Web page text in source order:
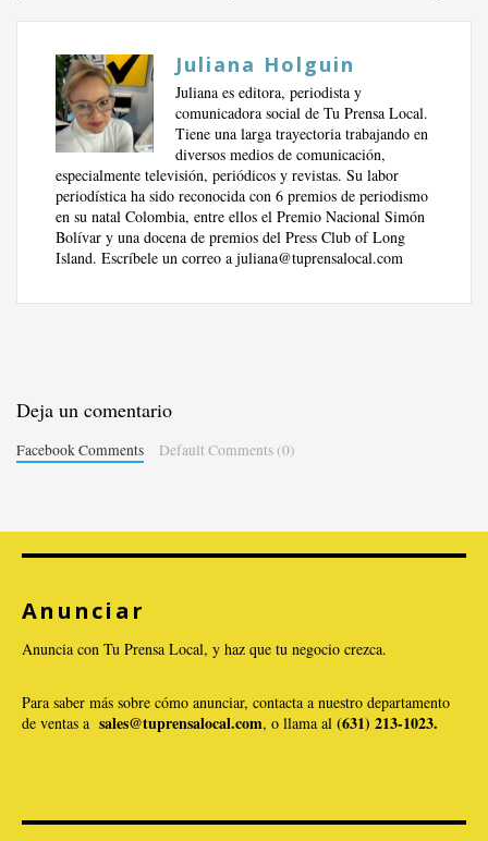
Juliana Holguin
Juliana es editora, periodista y
comunicadora social de Tu Prensa Local.
Tiene una larga trayectoria trabajando en
diversos medios de comunicación,
especialmente televisión, periódicos y revistas. Su labor
periodística ha sido reconocida con 6 premios de periodismo
en su natal Colombia, entre ellos el Premio Nacional Simón
Bolívar y una docena de premios del Press Club of Long
Island. Escríbele un correo a juliana@tuprensalocal.com
Deja un comentario
Facebook Comments Default Comments (0)
Anunciar
Anuncia con Tu Prensa Local, y haz que tu negocio crezca.
Para saber más sobre cómo anunciar, contacta a nuestro departamento
de ventas a sales@tuprensalocal.com, o llama al (631) 213-1023.